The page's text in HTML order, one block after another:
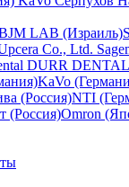
LAB (Израиль)
Co., Ltd.
DURR
KaVo
(Россия)NTI
(Россия)Omron